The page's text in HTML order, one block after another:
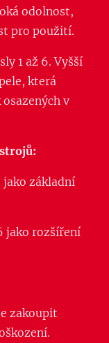
odolnost,
pro použití.
1 až 6. Vyšší
která
v
jako základní
jako rozšíření
zakoupit